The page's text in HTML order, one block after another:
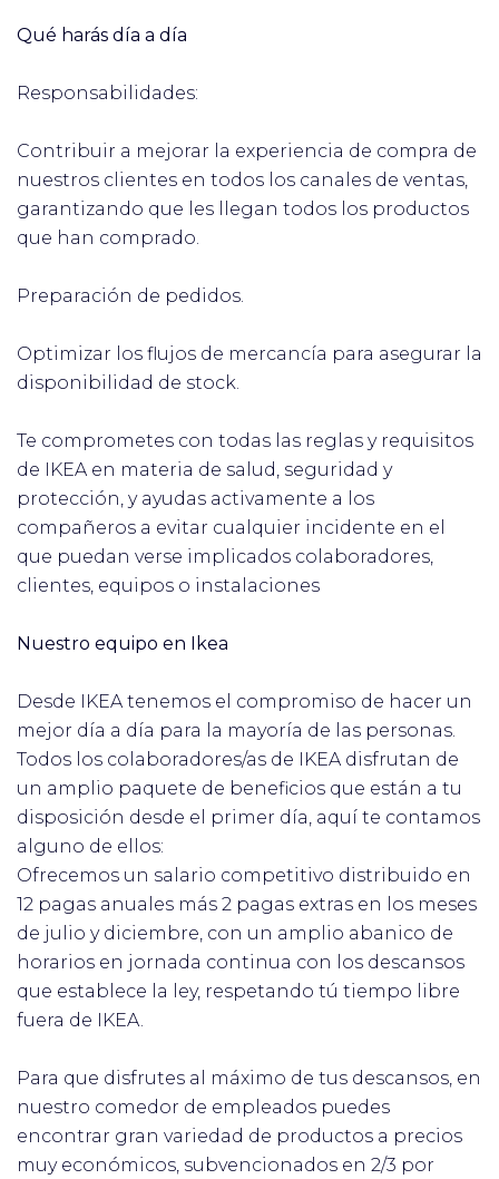
Qué harás día a día
Responsabilidades:
Contribuir a mejorar la experiencia de compra de
nuestros clientes en todos los canales de ventas,
garantizando que les llegan todos los productos
que han comprado.
Preparación de pedidos.
Optimizar los flujos de mercancía para asegurar la
disponibilidad de stock.
Te comprometes con todas las reglas y requisitos
de IKEA en materia de salud, seguridad y
protección, y ayudas activamente a los
compañeros a evitar cualquier incidente en el
que puedan verse implicados colaboradores,
clientes, equipos o instalaciones
Nuestro equipo en Ikea
Desde IKEA tenemos el compromiso de hacer un
mejor día a día para la mayoría de las personas.
Todos los colaboradores/as de IKEA disfrutan de
un amplio paquete de beneficios que están a tu
disposición desde el primer día, aquí te contamos
alguno de ellos:
Ofrecemos un salario competitivo distribuido en
12 pagas anuales más 2 pagas extras en los meses
de julio y diciembre, con un amplio abanico de
horarios en jornada continua con los descansos
que establece la ley, respetando tú tiempo libre
fuera de IKEA.
Para que disfrutes al máximo de tus descansos, en
nuestro comedor de empleados puedes
encontrar gran variedad de productos a precios
muy económicos, subvencionados en 2/3 por